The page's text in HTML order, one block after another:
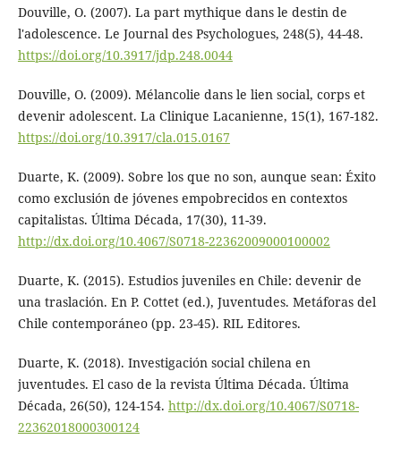
Douville, O. (2007). La part mythique dans le destin de
l'adolescence. Le Journal des Psychologues, 248(5), 44-48.
https://doi.org/10.3917/jdp.248.0044
Douville, O. (2009). Mélancolie dans le lien social, corps et
devenir adolescent. La Clinique Lacanienne, 15(1), 167-182.
https://doi.org/10.3917/cla.015.0167
Duarte, K. (2009). Sobre los que no son, aunque sean: Éxito
como exclusión de jóvenes empobrecidos en contextos
capitalistas. Última Década, 17(30), 11-39.
http://dx.doi.org/10.4067/S0718-22362009000100002
Duarte, K. (2015). Estudios juveniles en Chile: devenir de
una traslación. En P. Cottet (ed.), Juventudes. Metáforas del
Chile contemporáneo (pp. 23-45). RIL Editores.
Duarte, K. (2018). Investigación social chilena en
juventudes. El caso de la revista Última Década. Última
Década, 26(50), 124-154. http://dx.doi.org/10.4067/S0718-
22362018000300124